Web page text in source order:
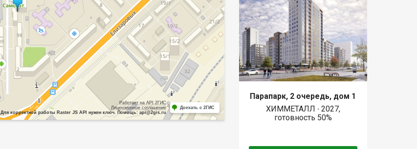
Работает на API 2ГИС
Лицензионное соглашение
Для корректной работы Raster JS API нужен ключ. Помощь: api@2gis.ru
Доехать с 2ГИС
Парапарк, 2 очередь, дом 1
ХИММЕТАЛЛ ∙ 2027,
готовность 50%